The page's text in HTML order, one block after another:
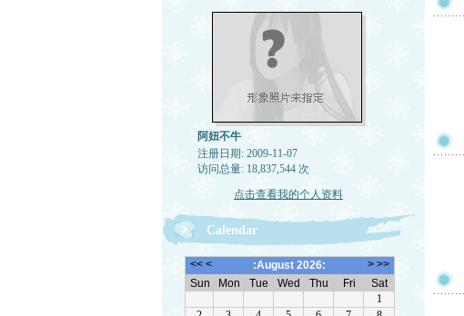
阿妞不牛
注册日期: 2009-11-07
访问总量: 18,837,544 次
点击查看我的个人资料
Calendar